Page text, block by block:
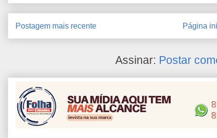
Postagem mais recente Página
Assinar: Postar